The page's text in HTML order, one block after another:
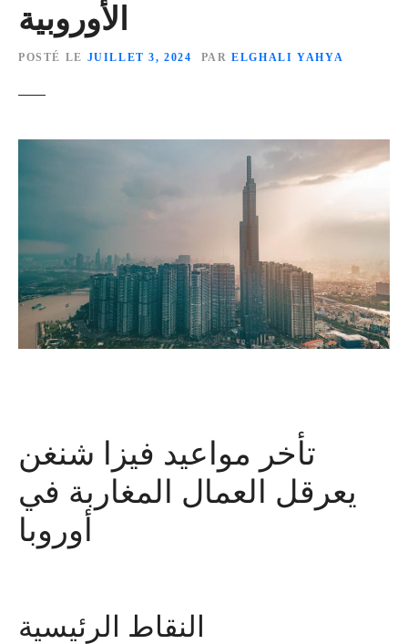
الأوروبية
POSTÉ LE JUILLET 3, 2024 PAR ELGHALI YAHYA
تأخر مواعيد فيزا شنغن
يعرقل العمال المغاربة في
أوروبا
النقاط الرئيسية